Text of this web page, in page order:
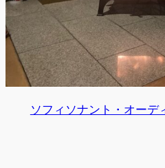
ソフィソナント・オーデ